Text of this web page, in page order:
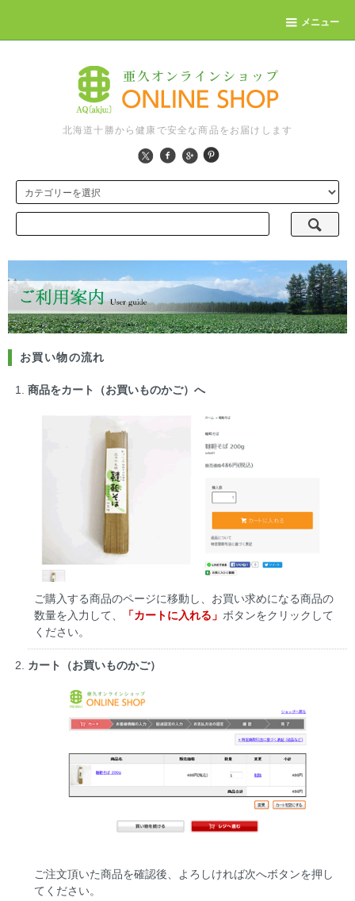
メニュー
北海道十勝から健康で安全な商品をお届けします
お買い物の流れ
商品をカート（お買いものかご）へ
ご購入する商品のページに移動し、お買い求めになる商品の
数量を入力して、
「カートに入れる」 ボタンをクリックして
ください。
カート（お買いものかご）
ご注文頂いた商品を確認後、よろしければ次へボタンを押し
てください。